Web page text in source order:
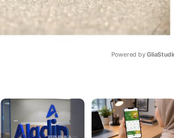
Powered by